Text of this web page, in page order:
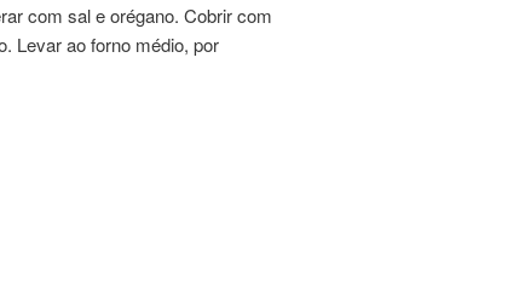
com sal e orégano. Cobrir com
Levar ao forno médio, por